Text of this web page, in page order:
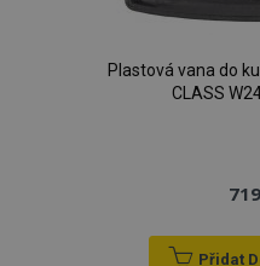
Plastová vana do
CLASS
Přidat